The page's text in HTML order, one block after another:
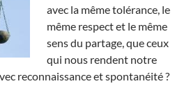
avec la même tolérance, le
même respect et le même
sens du partage, que ceux
qui nous rendent notre
reconnaissance et spontanéité ?